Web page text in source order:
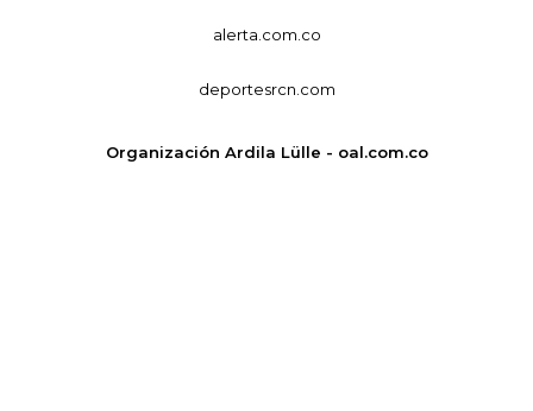
alerta.com.co
deportesrcn.com
Organización Ardila Lülle - oal.com.co